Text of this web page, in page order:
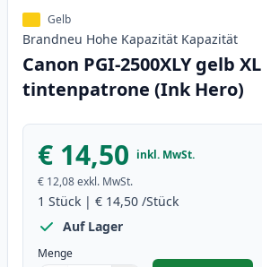
Gelb
Brandneu Hohe Kapazität Kapazität
Canon PGI-2500XLY gelb XL
tintenpatrone (Ink Hero)
€ 14,50 inkl. MwSt.
€ 12,08exkl. MwSt.
1 Stück | € 14,50 /Stück
Auf Lager
Menge